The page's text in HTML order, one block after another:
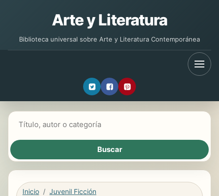
Arte y Literatura
Biblioteca universal sobre Arte y Literatura Contemporánea
Inicio
Juvenil Ficción